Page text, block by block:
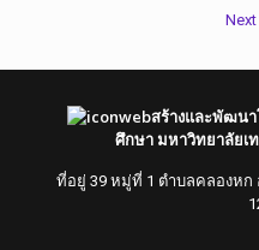
สร้างและพัฒน
ศึกษา มหาวิทยาลัยเ
ที่อยู่ 39 หมู่ที่ 1 ตำบลคลองหก